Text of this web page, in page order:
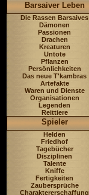
Barsaiver Leben
Die Rassen Barsaives
Dämonen
Passionen
Drachen
Kreaturen
Untote
Pflanzen
Persönlichkeiten
Das neue T'kambras
Artefakte
Waren und Dienste
Organisationen
Legenden
Reittiere
Spieler
Helden
Friedhof
Tagebücher
Disziplinen
Talente
Kniffe
Fertigkeiten
Zaubersprüche
Charaktererschaffung